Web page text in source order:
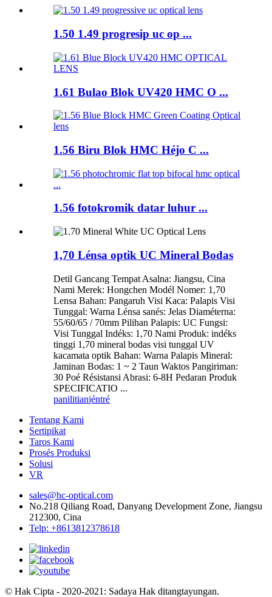
1.50 1.49 progresip uc op ...
1.61 Bulao Blok UV420 HMC O ...
1.56 Biru Blok HMC Héjo C ...
1.56 fotokromik datar luhur ...
1,70 Lénsa optik UC Mineral Bodas
Detil Gancang Tempat Asalna: Jiangsu, Cina
Nami Merek: Hongchen Modél Nomer: 1,70
Lensa Bahan: Pangaruh Visi Kaca: Palapis Visi
Tunggal: Warna Lénsa sanés: Jelas Diaméterna:
55/60/65 / 70mm Pilihan Palapis: UC Fungsi:
Visi Tunggal Indéks: 1,70 Nami Produk: indéks
tinggi 1,70 mineral bodas visi tunggal UV
kacamata optik Bahan: Warna Palapis Mineral:
Jaminan Bodas: 1 ~ 2 Taun Waktos Pangiriman:
30 Poé Résistansi Abrasi: 6-8H Pedaran Produk
SPECIFICATIO ...
panilitianjéntré
Tentang Kami
Sertipikat
Taros Kami
Prosés Produksi
Solusi
VR
sales@hc-optical.com
No.218 Qiliang Road, Danyang Development Zone, Jiangsu
212300, Cina
Telp: +8613812378618
© Hak Cipta - 2020-2021: Sadaya Hak ditangtayungan.